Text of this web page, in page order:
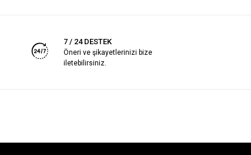
7 / 24 DESTEK
Öneri ve şikayetlerinizi bize
iletebilirsiniz.